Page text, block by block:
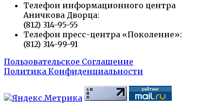
Телефон информационного центра
Аничкова Дворца:
(812) 314-95-55
Телефон пресс-центра «Поколение»:
(812) 314-99-91
Пользовательское Соглашение
Политика Конфиденциальности